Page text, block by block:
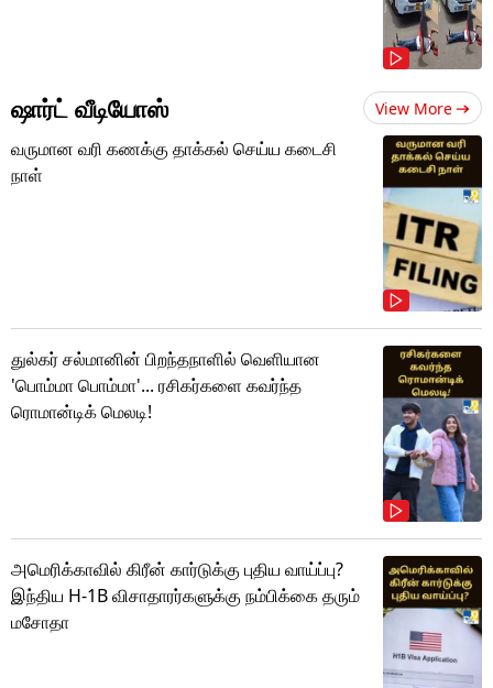
ஷார்ட் வீடியோஸ் View More
வருமான வரி கணக்கு தாக்கல் செய்ய கடைசி
நாள்
துல்கர் சல்மானின் பிறந்தநாளில் வெளியான
'பொம்மா பொம்மா'... ரசிகர்களை கவர்ந்த
ரொமான்டிக் மெலடி!
அமெரிக்காவில் கிரீன் கார்டுக்கு புதிய வாய்ப்பு?
இந்திய H-1B விசாதாரர்களுக்கு நம்பிக்கை தரும்
மசோதா